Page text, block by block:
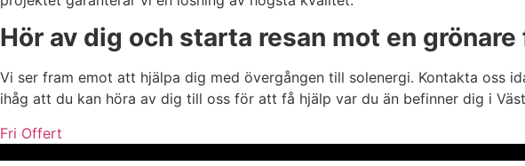
Hör av dig och starta resan mot en
Vi ser fram emot att hjälpa dig med övergången till solenergi. Kontakta oss
ihåg att du kan höra av dig till oss för att få hjälp var du än befinner dig i
Fri Offert